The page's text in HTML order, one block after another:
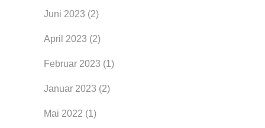
Juni 2023 (2)
April 2023 (2)
Februar 2023 (1)
Januar 2023 (2)
Mai 2022 (1)